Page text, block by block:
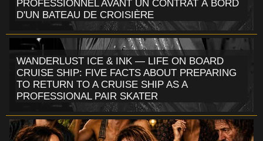
PROFESSIONNEL AVANT UN CONTRAT À BORD
D'UN BATEAU DE CROISIÈRE
WANDERLUST ICE & INK — LIFE ON BOARD
CRUISE SHIP: FIVE FACTS ABOUT PREPARING
TO RETURN TO A CRUISE SHIP AS A
PROFESSIONAL PAIR SKATER